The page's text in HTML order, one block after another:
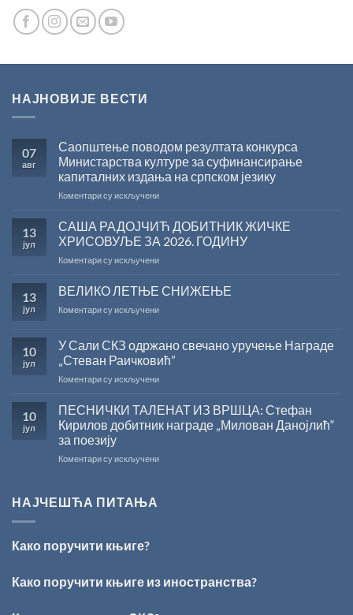
НАЈНОВИЈЕ ВЕСТИ
07
авг
Саопштење поводом резултата конкурса
Министарства културе за суфинансирање
капиталних издања на српском језику
Коментари су искљученина
поводом
резултата
конкурса
Министарства
за
капиталних
на
српском
13
јул
САША РАДОЈЧИЋ ДОБИТНИК ЖИЧКЕ
ХРИСОВУЉЕ ЗА 2026. ГОДИНУ
Коментари су искљученина
РАДОЈЧИЋ
ЖИЧКЕ
2026.
ГОДИНУ
13
јул
ВЕЛИКО ЛЕТЊЕ СНИЖЕЊЕ
Коментари су искљученина
СНИЖЕЊЕ
10
јул
У Сали СКЗ одржано свечано уручење Награде
„Стеван Раичковић”
Коментари су искљученина
Сали
одржано
уручење
10
јул
ПЕСНИЧКИ ТАЛЕНАТ ИЗ ВРШЦА: Стефан
Кирилов добитник награде „Милован Данојлић“
за поезију
Коментари су искљученина
„Милован
НАЈЧЕШЋА ПИТАЊА
Како поручити књиге?
Како поручити књиге из иностранства?